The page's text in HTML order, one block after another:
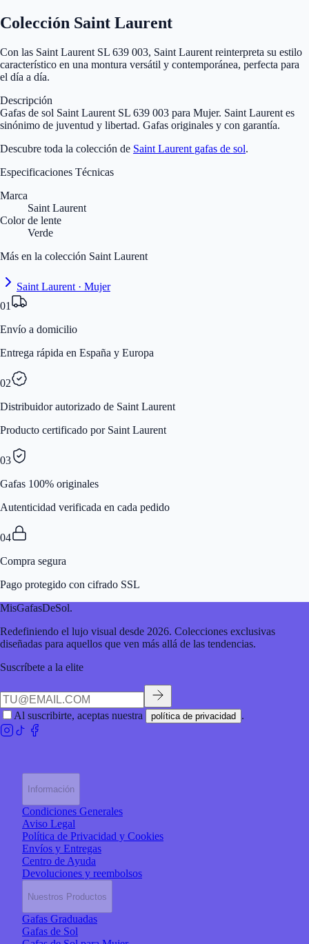
Colección Saint Laurent
Con las Saint Laurent SL 639 003, Saint Laurent reinterpreta su estilo
característico en una montura versátil y contemporánea, perfecta para
el día a día.
Descripción
Gafas de sol Saint Laurent SL 639 003 para Mujer. Saint Laurent es
sinónimo de juventud y libertad. Gafas originales y con garantía.
Descubre toda la colección de Saint Laurent gafas de sol.
Especificaciones Técnicas
Marca
Saint Laurent
Color de lente
Verde
Más en la colección Saint Laurent
Saint Laurent · Mujer
01
Envío a domicilio
Entrega rápida en España y Europa
02
Distribuidor autorizado de Saint Laurent
Producto certificado por Saint Laurent
03
Gafas 100% originales
Autenticidad verificada en cada pedido
04
Compra segura
Pago protegido con cifrado SSL
MisGafasDeSol.
Redefiniendo el lujo visual desde 2026. Colecciones exclusivas
diseñadas para aquellos que ven más allá de las tendencias.
Suscríbete a la elite
Al suscribirte, aceptas nuestra política de privacidad .
Información
Condiciones Generales
Aviso Legal
Política de Privacidad y Cookies
Envíos y Entregas
Centro de Ayuda
Devoluciones y reembolsos
Nuestros Productos
Gafas Graduadas
Gafas de Sol